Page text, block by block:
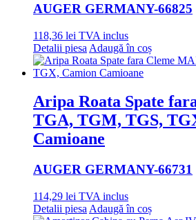
AUGER GERMANY-66825
118,36 lei TVA inclus
Detalii piesa Adaugă în coș
Aripa Roata Spate
TGA, TGM, TGS,
Camioane
AUGER GERMANY-66731
114,29 lei TVA inclus
Detalii piesa Adaugă în coș